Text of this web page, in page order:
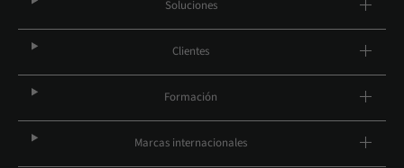
Soluciones
Clientes
Formación
Marcas internacionales